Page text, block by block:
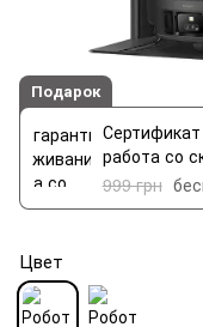
Подарок
работа со
999 грн
Цвет